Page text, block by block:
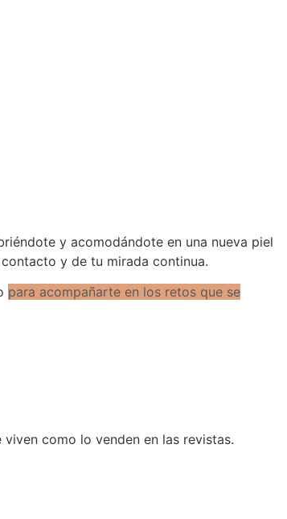
iéndote y acomodándote en una nueva piel
y de tu mirada continua.
para acompañarte en los retos que se
como lo venden en las revistas.